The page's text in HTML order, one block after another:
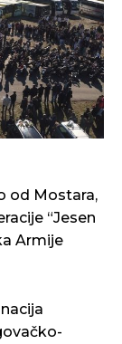
od Mostara,
“Jesen
Armije